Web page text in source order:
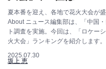
夏本番を迎え、各地で花火大会が
About ニュース編集部は、「中国
ト調査を実施。今回は、「ロケー
火大会」ランキングを紹介します。
2025.07.30
坂上 恵